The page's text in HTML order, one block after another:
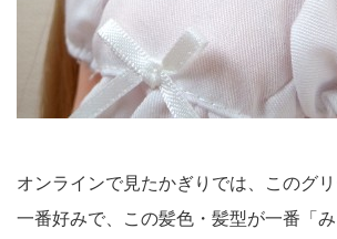
オンラインで見たかぎりでは、このグ
一番好みで、この髪色・髪型が一番「